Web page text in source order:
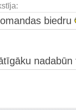
biedru
nadabūn